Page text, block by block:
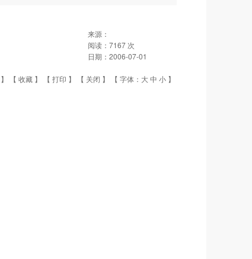
来源：
阅读： 7167 次
日期： 2006-07-01
】 【 收藏 】 【 打印 】 【 关闭 】 【 字体： 大中 小 】